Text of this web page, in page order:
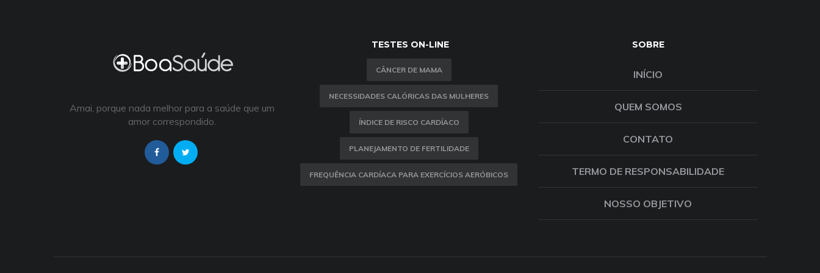
Amai, porque nada melhor para a saúde que um
amor correspondido.
TESTES ON-LINE
CÂNCER DE MAMA
NECESSIDADES CALÓRICAS DAS MULHERES
ÍNDICE DE RISCO CARDÍACO
PLANEJAMENTO DE FERTILIDADE
FREQUÊNCIA CARDÍACA PARA EXERCÍCIOS AERÓBICOS
SOBRE
INÍCIO
QUEM SOMOS
CONTATO
TERMO DE RESPONSABILIDADE
NOSSO OBJETIVO